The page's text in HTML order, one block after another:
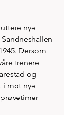
nye
Dersom
trenere
og
i mot nye